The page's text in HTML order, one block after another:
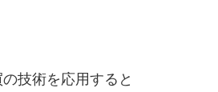
技術を応用すると